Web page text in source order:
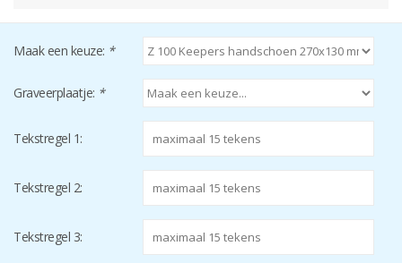
Maak een keuze: *
Graveerplaatje: *
Tekstregel 1:
Tekstregel 2:
Tekstregel 3: